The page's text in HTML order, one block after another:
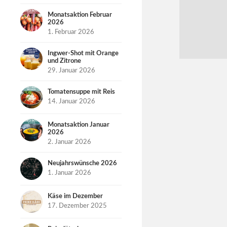
Monatsaktion Februar
2026
1. Februar 2026
Ingwer-Shot mit Orange
und Zitrone
29. Januar 2026
Tomatensuppe mit Reis
14. Januar 2026
Monatsaktion Januar
2026
2. Januar 2026
Neujahrswünsche 2026
1. Januar 2026
Käse im Dezember
17. Dezember 2025